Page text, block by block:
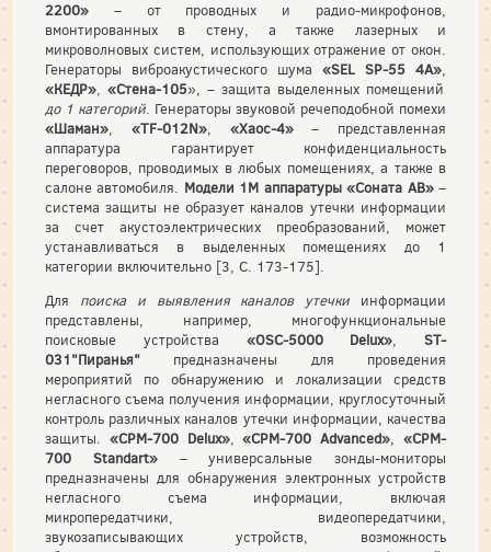
2200» – от проводных и радио-микрофонов,
вмонтированных в стену, а также лазерных и
микроволновых систем, использующих отражение от окон.
Генераторы виброакустического шума «SEL SP-55 4A»,
«КЕДР», «Стена-105», – защита выделенных помещений
до 1 категорий. Генераторы звуковой речеподобной помехи
«Шаман», «TF-012N», «Хаос-4»– представленная
аппаратура гарантирует конфиденциальность
переговоров, проводимых в любых помещениях, а также в
салоне автомобиля. Модели 1М аппаратуры «Соната АВ»–
система защиты не образует каналов утечки информации
за счет акустоэлектрических преобразований, может
устанавливаться в выделенных помещениях до 1
категории включительно [3, С. 173-175].
Для поиска и выявления каналов утечки информации
представлены, например, многофункциональные
поисковые устройства «OSC-5000 Delux», ST-
031"Пиранья" предназначены для проведения
мероприятий по обнаружению и локализации средств
негласного съема получения информации, круглосуточный
контроль различных каналов утечки информации, качества
защиты. «CPM-700 Delux», «CPM-700 Advanced»,«CPM-
700 Standart» – универсальные зонды-мониторы
предназначены для обнаружения электронных устройств
негласного съема информации, включая
микропередатчики, видеопередатчики,
звукозаписывающих устройств, возможность